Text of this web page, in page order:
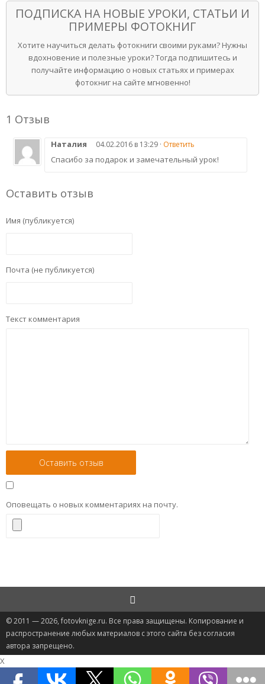
ПОДПИСКА НА НОВЫЕ УРОКИ, СТАТЬИ И
ПРИМЕРЫ ФОТОКНИГ
Хотите научиться делать фотокниги своими руками? Нужны
вдохновение и полезные уроки? Тогда подпишитесь и
получайте информацию о новых статьях и примерах
фотокниг на сайте мгновенно!
1 Отзыв
Наталия 04.02.2016 в 13:29 · Ответить
Спасибо за подарок и замечательный урок!
Оставить отзыв
Имя (публикуется)
Почта (не публикуется)
Текст комментария
Оповещать о новых комментариях на почту.
© 2011 — 2026, fotovknige.ru. Все права защищены. Копирование и
распространение любых материалов с этого сайта без согласия
автора запрещено.
X